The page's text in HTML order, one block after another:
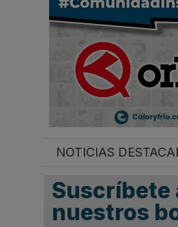
NOTICIAS
Suscríbete
nuestros